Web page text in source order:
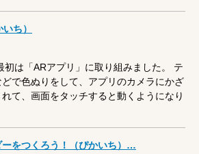
ち）
初は「ARアプリ」に取り組みました。 テ
で色ぬりをして、アプリのカメラにかざ
て、画面をタッチすると動くようになり
ーをつくろう！（ぴかいち）…